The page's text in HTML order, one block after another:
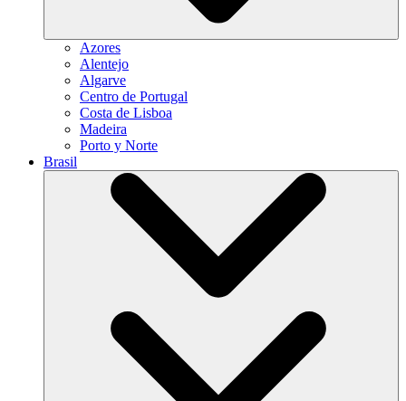
Azores
Alentejo
Algarve
Centro de Portugal
Costa de Lisboa
Madeira
Porto y Norte
Brasil